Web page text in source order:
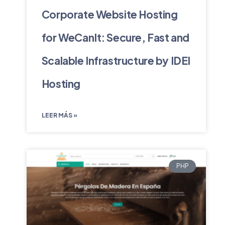
Corporate Website Hosting
for WeCanIt: Secure, Fast and
Scalable Infrastructure by IDEI
Hosting
LEER MÁS »
PHP